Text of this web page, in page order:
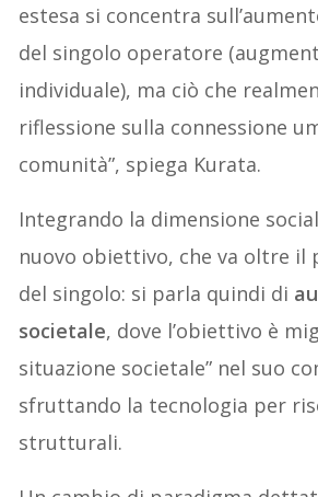
estesa si concentra
del singolo operatore
individuale), ma ciò che
riflessione sulla connessione
comunità”, spiega Kurata.
Integrando la dimensione
nuovo obiettivo, che va oltre il
del singolo: si parla quindi di
societale, dove l’obiettivo è
situazione societale” nel suo
sfruttando la tecnologia per
strutturali.